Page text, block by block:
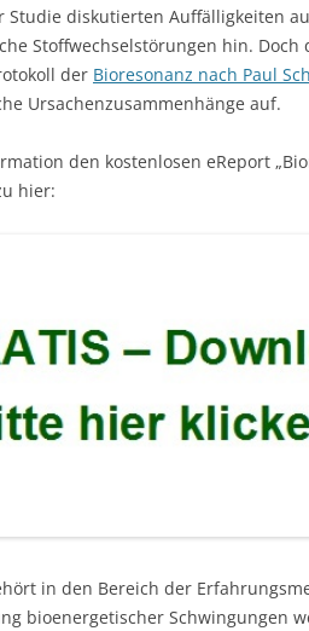
Studie diskutierten Auffälligkeiten
Stoffwechselstörungen hin. Doch
der Bioresonanz nach Paul
Ursachenzusammenhänge auf.
den kostenlosen eReport
hier:
in den Bereich der
bioenergetischer Schwingungen